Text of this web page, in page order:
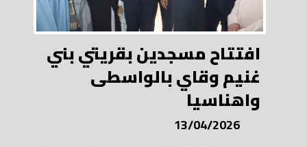
افتتاح مسجدين بقريتي بني
غنيم وقاي بالواسطى
واهناسيا
13/04/2026